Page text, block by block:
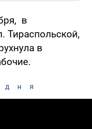
в
Тираспольской,
в